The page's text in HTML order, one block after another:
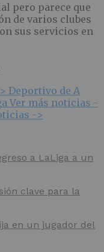
pero parece que
de varios clubes
sus servicios en
Deportivo de A
Ver más noticias -
->
a LaLiga a un
clave para la
en un jugador del